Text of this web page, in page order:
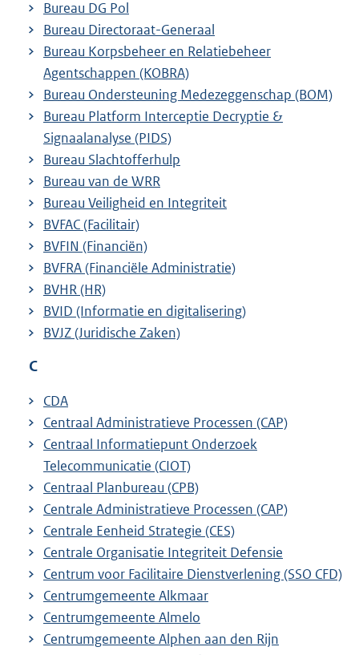
Bureau DG Pol
Bureau Directoraat-Generaal
Bureau Korpsbeheer en Relatiebeheer
Agentschappen (KOBRA)
Bureau Ondersteuning Medezeggenschap (BOM)
Bureau Platform Interceptie Decryptie &
Signaalanalyse (PIDS)
Bureau Slachtofferhulp
Bureau van de WRR
Bureau Veiligheid en Integriteit
BVFAC (Facilitair)
BVFIN (Financiën)
BVFRA (Financiële Administratie)
BVHR (HR)
BVID (Informatie en digitalisering)
BVJZ (Juridische Zaken)
C
CDA
Centraal Administratieve Processen (CAP)
Centraal Informatiepunt Onderzoek
Telecommunicatie (CIOT)
Centraal Planbureau (CPB)
Centrale Administratieve Processen (CAP)
Centrale Eenheid Strategie (CES)
Centrale Organisatie Integriteit Defensie
Centrum voor Facilitaire Dienstverlening (SSO CFD)
Centrumgemeente Alkmaar
Centrumgemeente Almelo
Centrumgemeente Alphen aan den Rijn